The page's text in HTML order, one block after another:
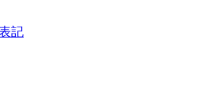
記